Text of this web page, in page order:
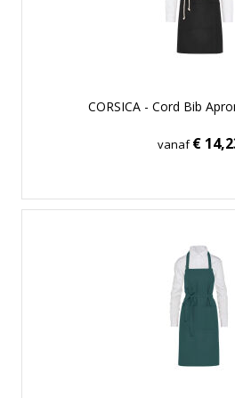
CORSICA - Cord Bib
vanaf€